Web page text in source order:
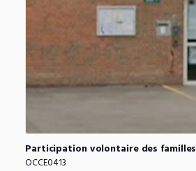
Participationvolontaire des familles
OCCE0413